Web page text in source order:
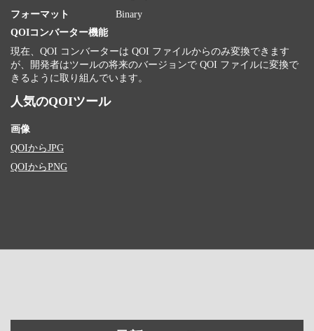
フォーマット
Binary
QOIコンバーター機能
現在、QOI コンバーターは QOI ファイルからのみ変換できます
が、開発者はツールの将来のバージョンで QOI ファイルに変換で
きるように取り組んでいます。
人気のQOIツール
画像
QOIからJPG
QOIからPNG